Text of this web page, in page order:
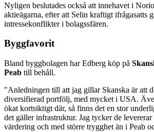
Nyligen beslutades också att innehavet i
aktieägarna, efter att Selin kraftigt ifrågasatts
intressekonflikter i bolagssfären.
Byggfavorit
Bland byggbolagen har Edberg köp på
Peab till behåll.
"Anledningen till att jag gillar Skanska är att
diversifierad portfölj, med mycket i USA.
ökat kortsiktigt där, så finns det en stor
det gäller infrastruktur. Jag tycker de
värdering och med större trygghet än i Peab